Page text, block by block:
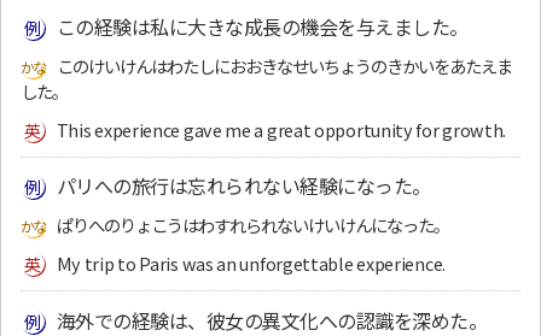
この経験は私に大きな成長の機会を与えました。
このけいけんはわたしにおおきなせいちょうのきかいをあたえま
した。
This experience gave me a great opportunity for growth.
パリへの旅行は忘れられない経験になった。
ぱりへのりょこうはわすれられないけいけんになった。
My trip to Paris was an unforgettable experience.
海外での経験は、彼女の異文化への認識を深めた。